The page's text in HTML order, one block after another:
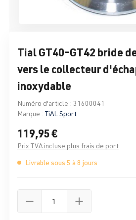
Tial GT40-GT42 bride
vers le collecteur
inoxydable
Numéro d'article : 31600041
Marque : TiAL Sport
119,95 €
Prix TVA incluse plus frais de port
Livrable sous 5 à 8 jours